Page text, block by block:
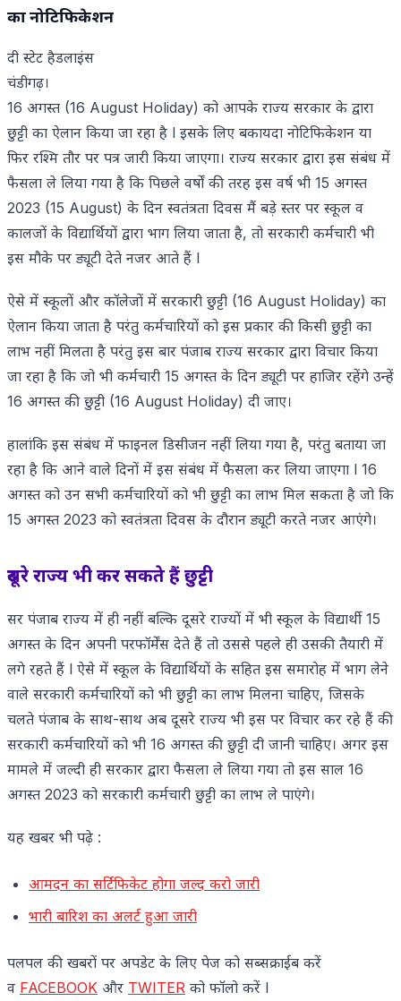
का नोटिफिकेशन
दी स्टेट हैडलाइंस
चंडीगढ़।
16 अगस्त (16 August Holiday) को आपके राज्य सरकार के द्वारा
छुट्टी का ऐलान किया जा रहा है l इसके लिए बकायदा नोटिफिकेशन या
फिर रश्मि तौर पर पत्र जारी किया जाएगा। राज्य सरकार द्वारा इस संबंध में
फैसला ले लिया गया है कि पिछले वर्षों की तरह इस वर्ष भी 15 अगस्त
2023 (15 August) के दिन स्वतंत्रता दिवस मैं बड़े स्तर पर स्कूल व
कालजों के विद्यार्थियों द्वारा भाग लिया जाता है, तो सरकारी कर्मचारी भी
इस मौके पर ड्यूटी देते नजर आते हैं l
ऐसे में स्कूलों और कॉलेजों में सरकारी छुट्टी (16 August Holiday) का
ऐलान किया जाता है परंतु कर्मचारियों को इस प्रकार की किसी छुट्टी का
लाभ नहीं मिलता है परंतु इस बार पंजाब राज्य सरकार द्वारा विचार किया
जा रहा है कि जो भी कर्मचारी 15 अगस्त के दिन ड्यूटी पर हाजिर रहेंगे उन्हें
16 अगस्त की छुट्टी (16 August Holiday) दी जाए।
हालांकि इस संबंध में फाइनल डिसीजन नहीं लिया गया है, परंतु बताया जा
रहा है कि आने वाले दिनों में इस संबंध में फैसला कर लिया जाएगा l 16
अगस्त को उन सभी कर्मचारियों को भी छुट्टी का लाभ मिल सकता है जो कि
15 अगस्त 2023 को स्वतंत्रता दिवस के दौरान ड्यूटी करते नजर आएंगे।
दूसरे राज्य भी कर सकते हैं छुट्टी
सर पंजाब राज्य में ही नहीं बल्कि दूसरे राज्यों में भी स्कूल के विद्यार्थी 15
अगस्त के दिन अपनी परफॉर्मेंस देते हैं तो उससे पहले ही उसकी तैयारी में
लगे रहते हैं l ऐसे में स्कूल के विद्यार्थियों के सहित इस समारोह में भाग लेने
वाले सरकारी कर्मचारियों को भी छुट्टी का लाभ मिलना चाहिए, जिसके
चलते पंजाब के साथ-साथ अब दूसरे राज्य भी इस पर विचार कर रहे हैं की
सरकारी कर्मचारियों को भी 16 अगस्त की छुट्टी दी जानी चाहिए। अगर इस
मामले में जल्दी ही सरकार द्वारा फैसला ले लिया गया तो इस साल 16
अगस्त 2023 को सरकारी कर्मचारी छुट्टी का लाभ ले पाएंगे।
यह खबर भी पढ़े :
आमदन का सर्टिफिकेट होगा जल्द करो जारी
भारी बारिश का अलर्ट हुआ जारी
पलपल की खबरों पर अपडेट के लिए पेज को सब्सक्राईब करें
व FACEBOOK और TWITER को फॉलो करें l